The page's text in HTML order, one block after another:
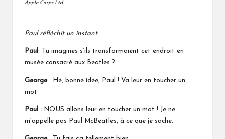
Apple Corps Ltd
Paul réfléchit un instant.
Paul : Tu imagines s’ils transformaient cet endroit en
musée consacré aux Beatles ?
George: Hé, bonne idée, Paul ! Va leur en toucher un
mot.
Paul : NOUS allons leur en toucher un mot ! Je ne
m’appelle pas Paul McBeatles, à ce que je sache.